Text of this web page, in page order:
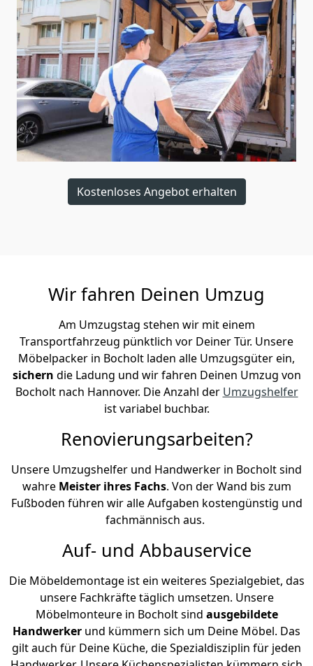
Kostenloses Angebot erhalten
Wir fahren Deinen Umzug
Am Umzugstag stehen wir mit einem
Transportfahrzeug pünktlich vor Deiner Tür. Unsere
Möbelpacker in Bocholt laden alle Umzugsgüter ein,
sichern die Ladung und wir fahren Deinen Umzug von
Bocholt nach Hannover. Die Anzahl der Umzugshelfer
ist variabel buchbar.
Renovierungsarbeiten?
Unsere Umzugshelfer und Handwerker in Bocholt sind
wahre Meister ihres Fachs. Von der Wand bis zum
Fußboden führen wir alle Aufgaben kostengünstig und
fachmännisch aus.
Auf- und Abbauservice
Die Möbeldemontage ist ein weiteres Spezialgebiet, das
unsere Fachkräfte täglich umsetzen. Unsere
Möbelmonteure in Bocholt sind ausgebildete
Handwerker und kümmern sich um Deine Möbel. Das
gilt auch für Deine Küche, die Spezialdisziplin für jeden